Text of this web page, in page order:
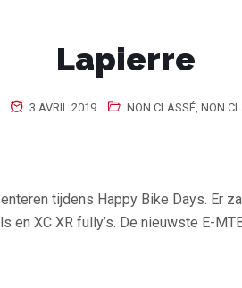
Lapierre
3 AVRIL 2019 NON CLASSÉ, NON
tijdens Happy Bike Days. Er
en XC XR fully’s. De nieuwste E-